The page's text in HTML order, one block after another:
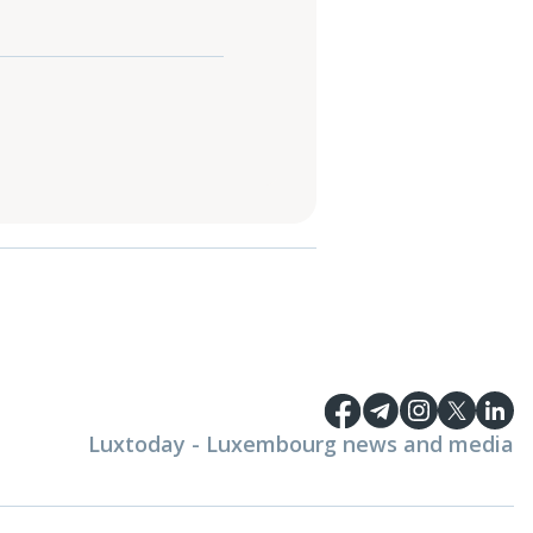
Luxtoday - Luxembourg news and media